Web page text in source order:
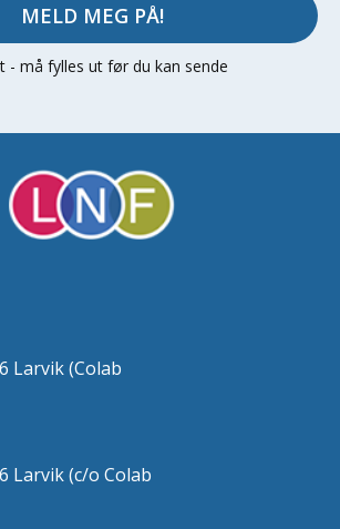
MELD MEG PÅ!
- må fylles ut før du kan sende
Larvik (Colab
Larvik (c/o Colab